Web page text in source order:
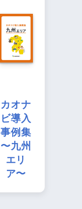
カオナ
ビ導入
事例集
〜九州
エリ
ア〜